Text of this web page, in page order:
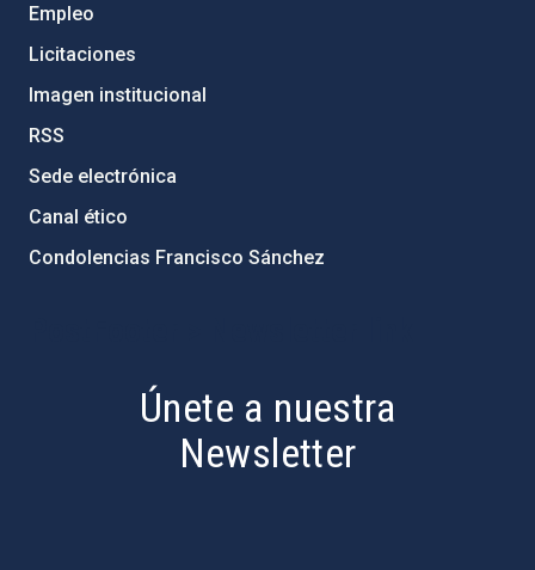
Empleo
Licitaciones
Imagen institucional
RSS
Sede electrónica
Canal ético
Condolencias Francisco Sánchez
Únete a nuestra
Newsletter